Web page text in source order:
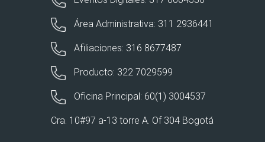
Área Administrativa: 311 2936441
Afiliaciones: 316 8677487
Producto: 322 7029599
Oficina Principal: 60(1) 3004537
Cra. 10#97 a-13 torre A. Of 304 Bogotá